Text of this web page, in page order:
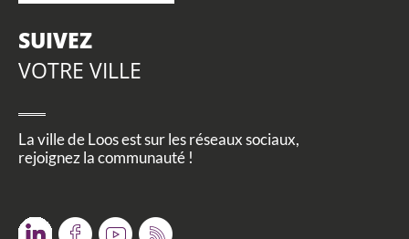
SUIVEZ
VOTRE VILLE
La ville de Loos est sur les réseaux sociaux,
rejoignez la communauté !
TwitterFacebookYoutube
RSS